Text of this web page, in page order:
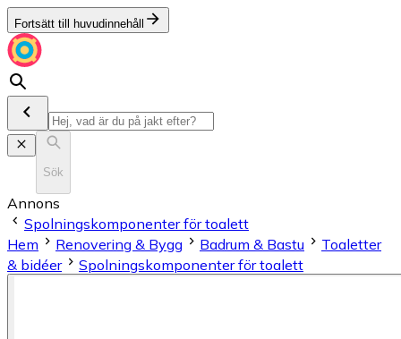
Fortsätt till huvudinnehåll
Sök
Annons
Spolningskomponenter för toalett
Hem
Renovering & Bygg Badrum & Bastu
Toaletter
& bidéer
Spolningskomponenter för toalett